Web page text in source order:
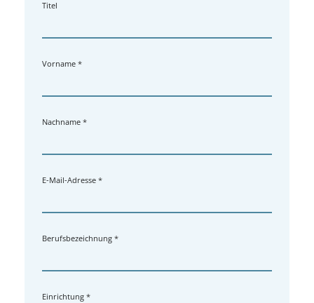
Titel
Vorname *
Nachname *
E-Mail-Adresse *
Berufsbezeichnung *
Einrichtung *